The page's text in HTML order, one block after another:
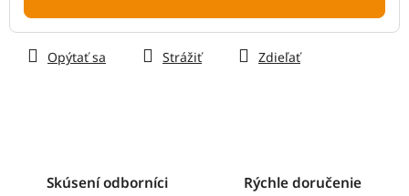
Opýtať sa Strážiť Zdieľať
Skúsení odborníci Rýchle doručenie